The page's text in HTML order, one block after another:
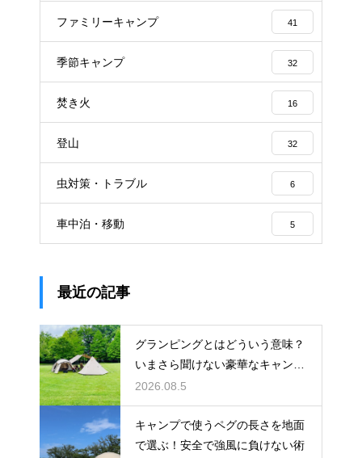
ファミリーキャンプ 41
季節キャンプ 32
焚き火 16
登山 32
虫対策・トラブル 6
車中泊・移動 5
最近の記事
グランピングとはどういう意味？
いまさら聞けない豪華なキャンプ
術
2026.08.5
キャンプで使うペグの長さを地面
で選ぶ！安全で強風に負けない術